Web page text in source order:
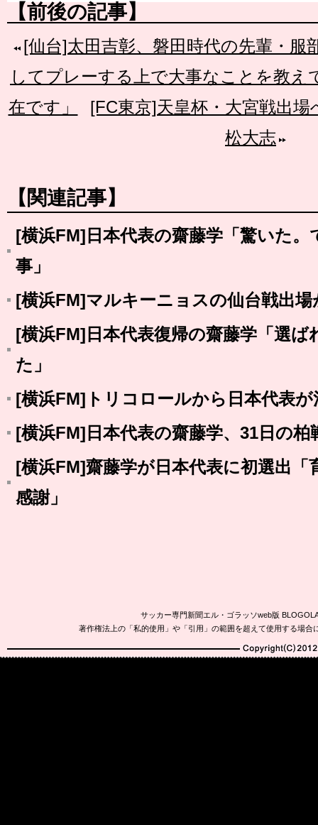
【前後の記事】
[仙台]太田吉彰、磐田時代の先輩・服
してプレーする上で大事なことを教え
在です」
[FC東京]天皇杯・大宮戦出
松大志
【関連記事】
[横浜FM]日本代表の齋藤学「驚いた
事」
[横浜FM]マルキーニョスの仙台戦出場
[横浜FM]日本代表復帰の齋藤学「選
た」
[横浜FM]トリコロールから日本代表が
[横浜FM]日本代表の齋藤学、31日の柏
[横浜FM]齋藤学が日本代表に初選出
感謝」
サッカー専門新聞エル・ゴラッソweb版
著作権法上の「私的使用」や「引用」の範囲を超えて使用する場
Copyright(C)2010-